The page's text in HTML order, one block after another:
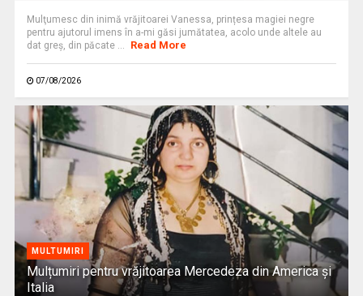
Mulţumesc din inimă vrăjitoarei Vanessa, prințesa magiei negre
pentru ajutorul imens în a-mi găsi jumătatea, acolo unde altele au
dat greș, din păcate ...
Read More
07/08/2026
MULTUMIRI
Mulțumiri pentru vrăjitoarea Mercedeza din America și
Italia